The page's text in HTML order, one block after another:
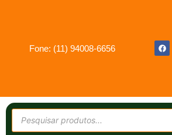
Fone: (11) 94008-6656